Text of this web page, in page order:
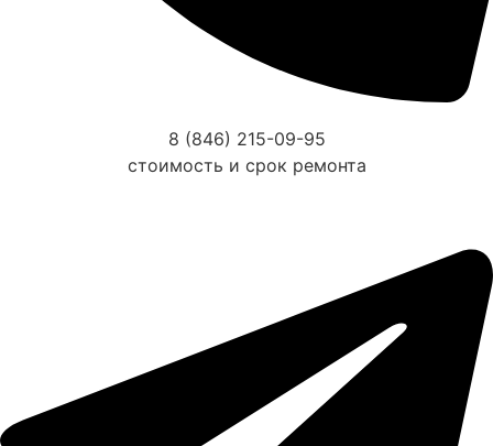
8 (846) 215-09-95
стоимость и срок ремонта